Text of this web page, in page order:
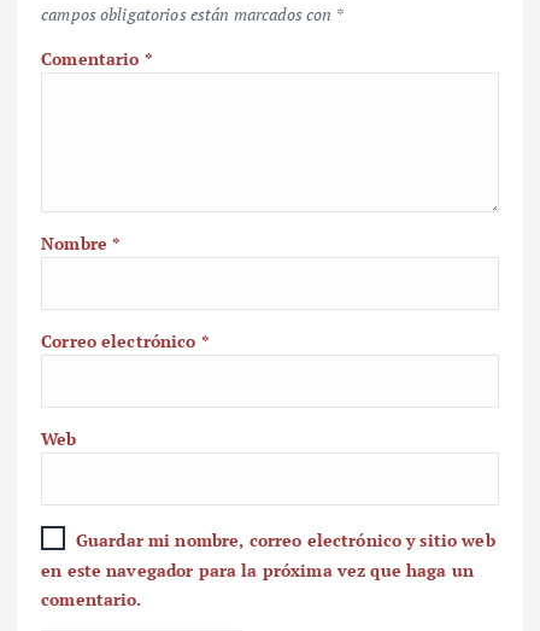
campos obligatorios están marcados con *
Comentario *
Nombre*
Correo electrónico *
Web
Guardar mi nombre, correo electrónico y sitio web
en este navegador para la próxima vez que haga un
comentario.